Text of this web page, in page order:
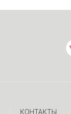
КОНТАКТЫ